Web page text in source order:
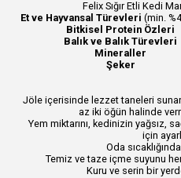
Felix Sığır Etli Kedi
Et ve Hayvansal Türevleri (min.
Bitkisel Protein Özleri
Balık ve Balık Türevleri
Mineraller
Şeker
Jöle içerisinde lezzet taneleri
az iki öğün halinde
Yem miktarını, kedinizin yağsız,
için
Oda
Temiz ve taze içme suyunu
Kuru ve serin bir